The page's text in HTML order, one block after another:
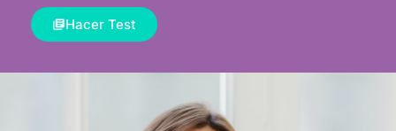
Hacer Test